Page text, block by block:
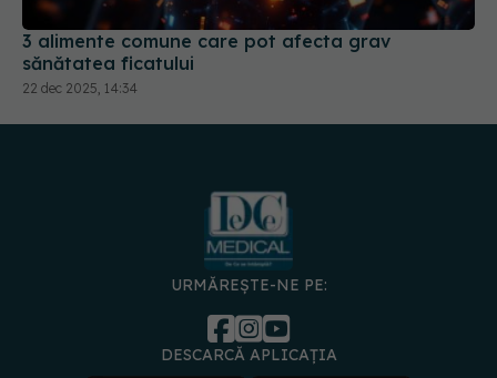
3 alimente comune care pot afecta grav
sănătatea ficatului
22 dec 2025, 14:34
URMĂREȘTE-NE PE:
DESCARCĂ APLICAȚIA